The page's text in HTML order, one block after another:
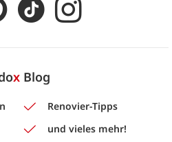
xBlog
Renovier-Tipps
und vieles mehr!